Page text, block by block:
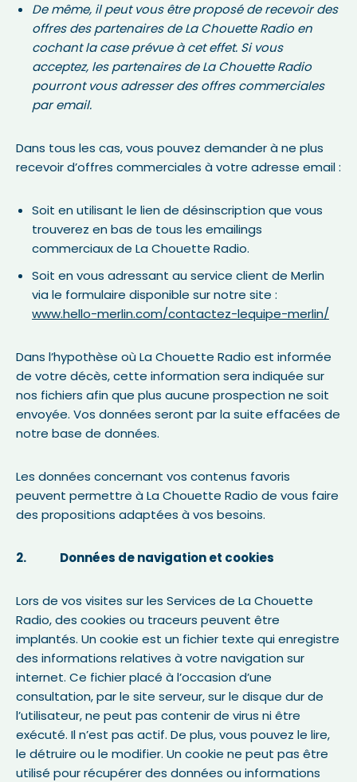
De même, il peut vous être proposé de recevoir des
offres des partenaires de La Chouette Radio en
cochant la case prévue à cet effet. Si vous
acceptez, les partenaires de La Chouette Radio
pourront vous adresser des offres commerciales
par email.
Dans tous les cas, vous pouvez demander à ne plus
recevoir d’offres commerciales à votre adresse email :
Soit en utilisant le lien de désinscription que vous
trouverez en bas de tous les emailings
commerciaux de La Chouette Radio.
Soit en vous adressant au service client de Merlin
via le formulaire disponible sur notre site :
www.hello-merlin.com/contactez-lequipe-merlin/
Dans l’hypothèse où La Chouette Radio est informée
de votre décès, cette information sera indiquée sur
nos fichiers afin que plus aucune prospection ne soit
envoyée. Vos données seront par la suite effacées de
notre base de données.
Les données concernant vos contenus favoris
peuvent permettre à La Chouette Radio de vous faire
des propositions adaptées à vos besoins.
2. Données de navigation et cookies
Lors de vos visites sur les Services de La Chouette
Radio, des cookies ou traceurs peuvent être
implantés. Un cookie est un fichier texte qui enregistre
des informations relatives à votre navigation sur
internet. Ce fichier placé à l’occasion d’une
consultation, par le site serveur, sur le disque dur de
l’utilisateur, ne peut pas contenir de virus ni être
exécuté. Il n’est pas actif. De plus, vous pouvez le lire,
le détruire ou le modifier. Un cookie ne peut pas être
utilisé pour récupérer des données ou informations